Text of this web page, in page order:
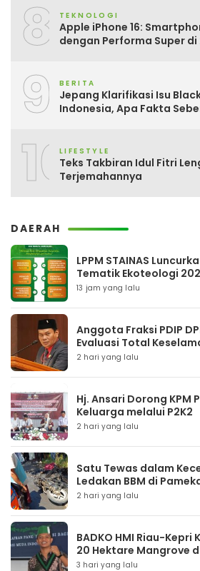
8 TEKNOLOGI
Apple iPhone 16:
dengan Performa Super di
9 BERITA
Jepang Klarifikasi Isu
Indonesia, Apa Fakta
10LIFESTYLE
Teks Takbiran Idul Fitri
Terjemahannya
DAERAH
LPPM STAINAS
Tematik Ekoteologi
13 jam yang lalu
Anggota Fraksi PDIP
Evaluasi Total
2 hari yang lalu
Hj. Ansari Dorong KPM
Keluarga melalui P2K2
2 hari yang lalu
Satu Tewas dalam
Ledakan BBM di
2 hari yang lalu
BADKO HMI Riau-
20 Hektare Mangrove
3 hari yang lalu